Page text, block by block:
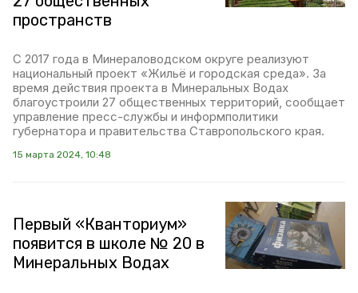
пространств
С 2017 года в Минераловодском округе реализуют
национальный проект «Жильё и городская среда». За
время действия проекта в Минеральных Водах
благоустроили 27 общественных территорий, сообщает
управление пресс-службы и информполитики
губернатора и правительства Ставропольского края.
15 марта 2024, 10:48
Первый «Кванториум»
появится в школе № 20 в
Минеральных Водах